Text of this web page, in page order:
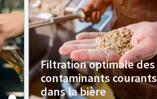
après lot.
Filtration optimale des
contaminants courants
dans la bière